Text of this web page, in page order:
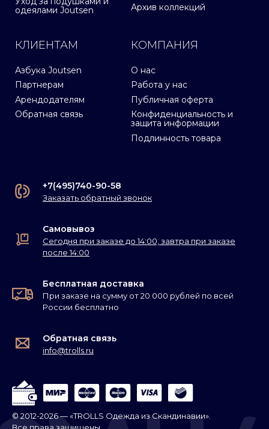
одеялами Joutsen
Архив коллекций
КЛИЕНТАМ
Азбука Joutsen
Партнерам
Арендодателям
Обратная связь
КОМПАНИЯ
О нас
Работа у нас
Публичная оферта
Конфиденциальность и
защита информации
Подлинность товара
+7(495)740-90-58
Заказать обратный звонок
Самовывоз
Сегодня при заказе до 14:00, завтра при заказе
после 14:00
Бесплатная доставка
При заказе на сумму от 20 000 рублей по всей
России бесплатно
Обратная связь
info@trolls.ru
© 2012-2026 — «TROLLS Одежда из Скандинавии».